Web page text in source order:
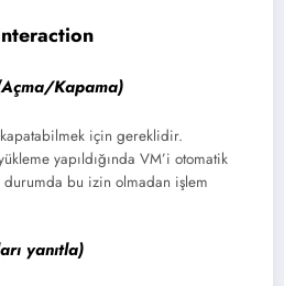
Kapama)
için gereklidir.
yapıldığında VM’i otomatik
bu izin olmadan işlem
yanıtla)